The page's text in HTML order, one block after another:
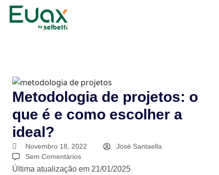
Metodologia de projetos: o
que é e como escolher a
ideal?
Novembro 18, 2022
José Santaella
Sem Comentários
Última atualização em 21/01/2025